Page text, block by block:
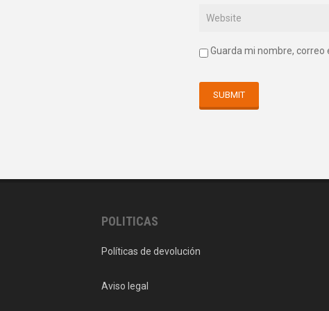
Guarda mi nombre,
POLITICAS
Políticas de devolución
Aviso legal